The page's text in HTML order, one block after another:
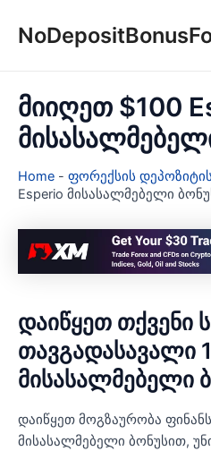
მიიღეთ $100
Home - ფორექსის
Esperio მისასალმებელი
დაიწყეთ თქვენი
თავგადასავალი
მისასალმებელი
დაიწყეთ მოგზაურობა
მისასალმებელი ბონუსით,